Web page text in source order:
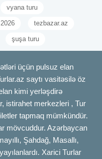
vyana turu
tezbazar.az
şuşa turu
üçün pulsuz elan
saytı vasitəsilə öz
kimi yerləşdirə
istirahet merkezleri , Tur
tapmaq mümkündür.
mövcuddur. Azərbaycan
Şahdağ, Masallı,
Xarici Turlar